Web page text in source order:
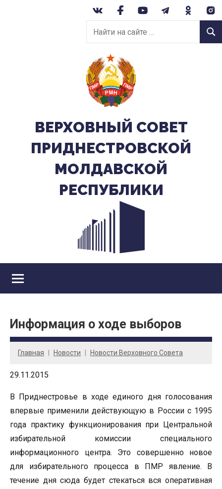
Найти
на
сайте:
ВЕРХОВНЫЙ CОВЕТ
ПРИДНЕСТРОВСКОЙ
МОЛДАВСКОЙ
РЕСПУБЛИКИ
Информация о ходе выборов
Главная Новости Новости Верховного Совета
29.11.2015
В
Приднестровье в ходе единого дня голосования
впервые применили действующую в России с 1995
года практику функционирования при Центральной
избирательной комиссии специального
информационного центра. Это совершенно новое
для избирательного процесса в ПМР явление. В
течение дня сюда будет стекаться вся оперативная